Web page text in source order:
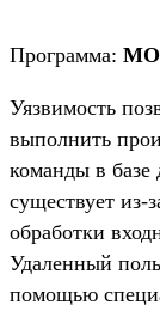
Программа:
Уязвимость
выполнить
команды в
существует из-
обработки
Удаленный
помощью